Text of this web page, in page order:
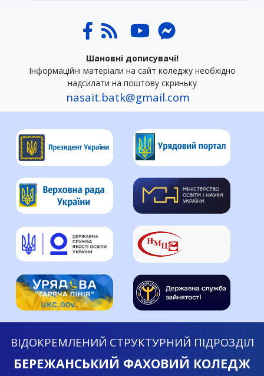
Шановні дописувачі!
Інформаційні матеріали на сайт коледжу необхідно
надсилати на поштову скриньку
nasait.batk@gmail.com
ВІДОКРЕМЛЕНИЙ СТРУКТУРНИЙ ПІДРОЗДІЛ
БЕРЕЖАНСЬКИЙ ФАХОВИЙ КОЛЕДЖ